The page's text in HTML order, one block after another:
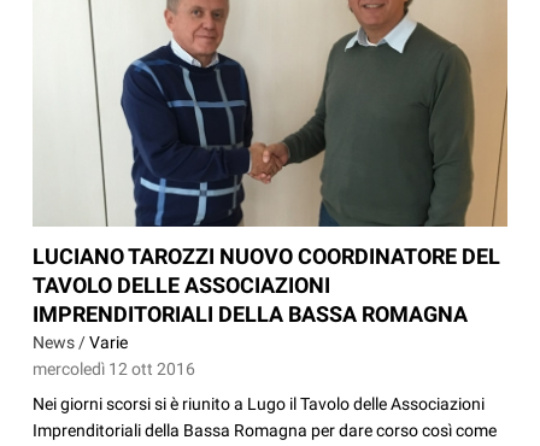
LUCIANO TAROZZI NUOVO COORDINATORE DEL
TAVOLO DELLE ASSOCIAZIONI
IMPRENDITORIALI DELLA BASSA ROMAGNA
News /Varie
mercoledì 12 ott 2016
Nei giorni scorsi si è riunito a Lugo il Tavolo delle Associazioni
Imprenditoriali della Bassa Romagna per dare corso così come